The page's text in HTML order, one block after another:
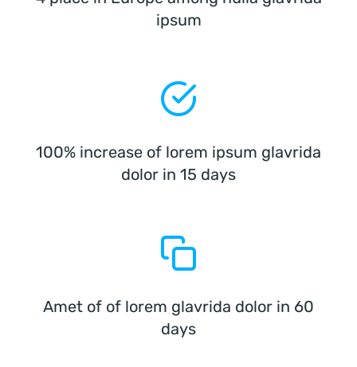
ipsum
100% increase of lorem ipsum glavrida
dolor in 15 days
Amet of of lorem glavrida dolor in 60
days